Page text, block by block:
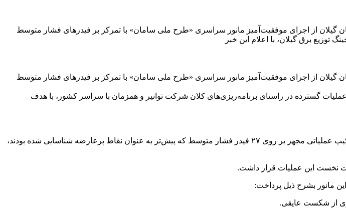
گیلان از اجرای موفقیت‌آمیز مانور سراسری «طرح ملی سامان» با تمرکز بر فیدرهای فشار متوسط
برق گیلان، با اعلام این خبر
گیلان از اجرای موفقیت‌آمیز مانور سراسری «طرح ملی سامان» با تمرکز بر فیدرهای فشار متوسط
عملیات گسترده در راستای برنامه‌ریزی‌های کلان شرکت توانیر و همزمان با سراسر کشور، با هدف
سلمان‌پور با اشاره به ابعاد فنی این مانور اظهار داشت: این پروژه با مشارکت استراتژیک بیش از ۸۰ اکیپ عملیاتی مجهز بر روی ۲۷ فیدر فشار متوسط که پیش‌تر به عنوان نقاط پرعارضه شناسایی شده بودند،
مانور بشرح ذیل پرداخت: